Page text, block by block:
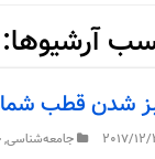
آرشیوها:
شدن قطب
2017/12/ جامعه‌شناسی,